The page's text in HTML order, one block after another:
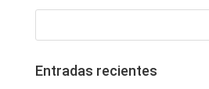
Entradas recientes